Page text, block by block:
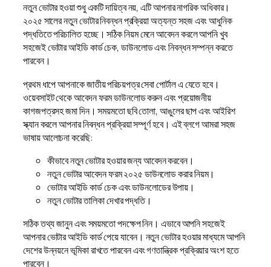
নতুন ভোটার হওয়া শুধু একটি দায়িত্ব নয়, এটি আপনার নাগরিক অধিকার।
২০২৫ সালের নতুন ভোটার নিবন্ধন প্রক্রিয়া অত্যন্ত সহজ এবং আধুনিক
পদ্ধতিতে পরিচালিত হচ্ছে। সঠিক নিয়ম মেনে আবেদন করলে আপনি খুব
সহজেই ভোটার আইডি কার্ড চেক, ডাউনলোড এবং নিবন্ধন সম্পন্ন করতে
পারবেন।
প্রথম ধাপে আপনাকে জাতীয় পরিচয়পত্র সেবা পোর্টাল এ যেতে হবে।
ওয়েবসাইট থেকে আবেদন ফরম ডাউনলোড করুন এবং প্রয়োজনীয়
কাগজপত্রসহ জমা দিন। সময়মতো ছবি তোলা, আঙুলের ছাপ এবং আইরিশ
স্ক্যান করলে আপনার নিবন্ধন প্রক্রিয়া সম্পূর্ণ হবে। এই ব্লগে আমরা সহজ
ভাষায় আলোচনা করেছি:
কীভাবে নতুন ভোটার হওয়ার জন্য আবেদন করবেন।
নতুন ভোটার আবেদন ফরম ২০২৫ ডাউনলোড করার নিয়ম।
ভোটার আইডি কার্ড চেক এবং ডাউনলোডের উপায়।
নতুন ভোটার তালিকা দেখার পদ্ধতি।
সঠিক তথ্য জানুন এবং সময়মতো পদক্ষেপ নিন। এভাবে আপনি সহজেই
আপনার ভোটার আইডি কার্ড পেয়ে যাবেন। নতুন ভোটার হওয়ার মাধ্যমে আপনি
দেশের উন্নয়নে ভূমিকা রাখতে পারবেন এবং গণতান্ত্রিক প্রক্রিয়ার অংশ হতে
পারবেন।